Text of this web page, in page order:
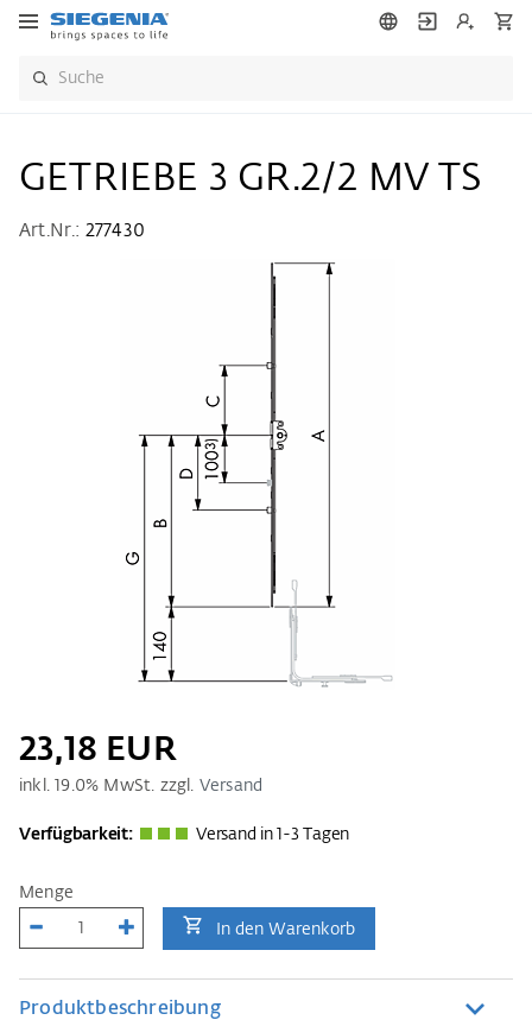
GETRIEBE 3 GR.2/2 MV TS
Art.Nr.: 277430
23,18 EUR
inkl. 19.0% MwSt. zzgl. Versand
Verfügbarkeit: Versand in 1-3 Tagen
Menge
In den Warenkorb
Produktbeschreibung